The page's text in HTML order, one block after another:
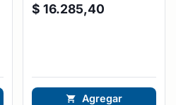
$ 16.285,40
Agregar